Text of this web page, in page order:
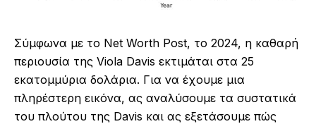
Σύμφωνα με το Net Worth Post, το 2024, η καθαρή
περιουσία της Viola Davis εκτιμάται στα 25
εκατομμύρια δολάρια. Για να έχουμε μια
πληρέστερη εικόνα, ας αναλύσουμε τα συστατικά
του πλούτου της Davis και ας εξετάσουμε πώς